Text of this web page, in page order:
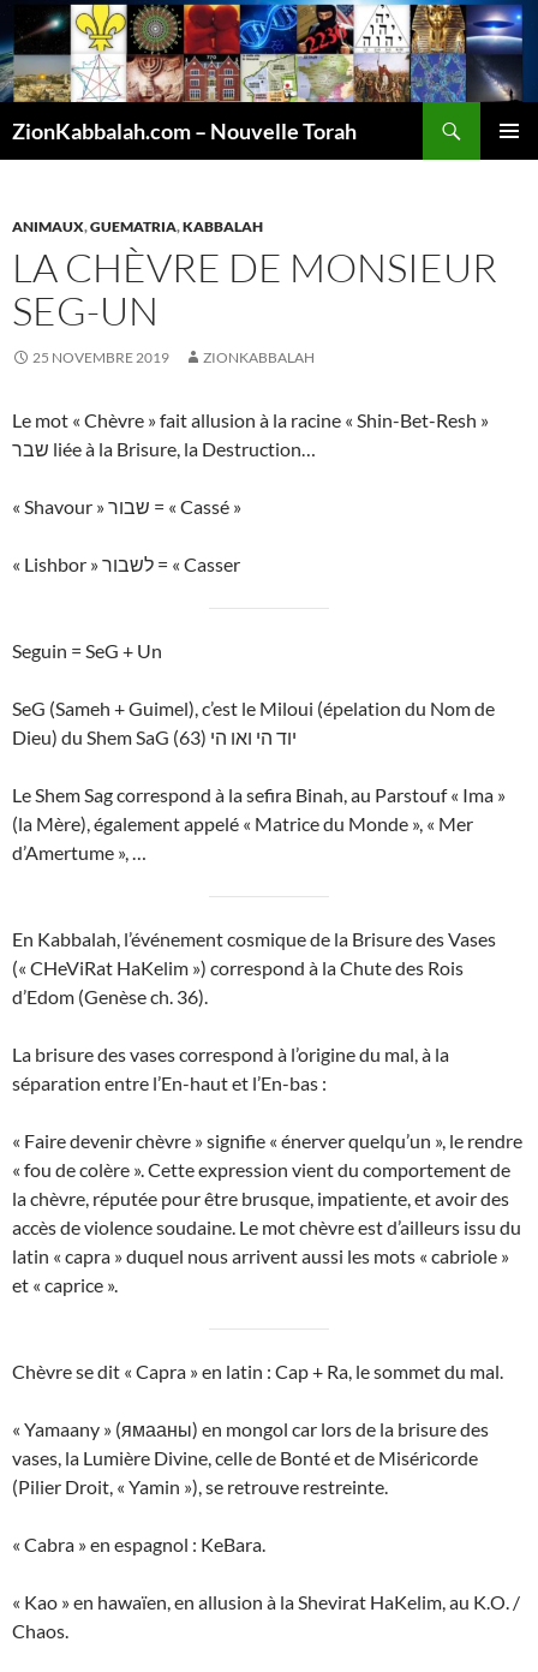
ZionKabbalah.com – Nouvelle Torah
ANIMAUX,GUEMATRIA,KABBALAH
LA CHÈVRE DE MONSIEUR
SEG-UN
25 NOVEMBRE 2019 ZIONKABBALAH
Le mot « Chèvre » fait allusion à la racine « Shin-Bet-Resh »
שבר liée à la Brisure, la Destruction…
« Shavour » שבור = « Cassé »
« Lishbor » לשבור = « Casser
Seguin = SeG + Un
SeG (Sameh + Guimel), c’est le Miloui (épelation du Nom de
Dieu) du Shem SaG (63) יוד הי ואו הי
Le Shem Sag correspond à la sefira Binah, au Parstouf « Ima »
(la Mère), également appelé « Matrice du Monde », « Mer
d’Amertume », …
En Kabbalah, l’événement cosmique de la Brisure des Vases
(« CHeViRat HaKelim ») correspond à la Chute des Rois
d’Edom (Genèse ch. 36).
La brisure des vases correspond à l’origine du mal, à la
séparation entre l’En-haut et l’En-bas :
« Faire devenir chèvre » signifie « énerver quelqu’un », le rendre
« fou de colère ». Cette expression vient du comportement de
la chèvre, réputée pour être brusque, impatiente, et avoir des
accès de violence soudaine. Le mot chèvre est d’ailleurs issu du
latin « capra » duquel nous arrivent aussi les mots « cabriole »
et « caprice ».
Chèvre se dit « Capra » en latin : Cap + Ra, le sommet du mal.
« Yamaany » (ямааны) en mongol car lors de la brisure des
vases, la Lumière Divine, celle de Bonté et de Miséricorde
(Pilier Droit, « Yamin »), se retrouve restreinte.
« Cabra » en espagnol : KeBara.
« Kao » en hawaïen, en allusion à la Shevirat HaKelim, au K.O. /
Chaos.